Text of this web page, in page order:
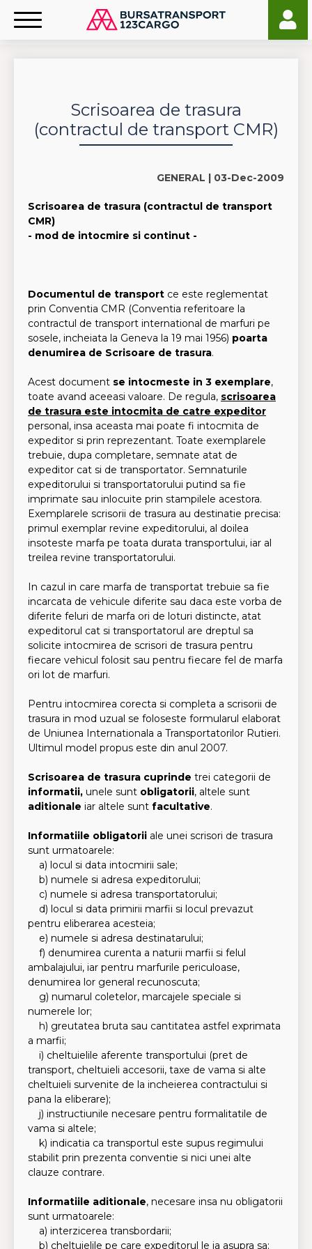
Scrisoarea de trasura
(contractul de transport CMR)
GENERAL | 03-Dec-2009
Scrisoarea de trasura (contractul de transport
CMR)
- mod de intocmire si continut -
Documentul de transport ce este reglementat
prin Conventia CMR (Conventia referitoare la
contractul de transport international de marfuri pe
sosele, incheiata la Geneva la 19 mai 1956) poarta
denumirea de Scrisoare de trasura.
Acest document se intocmeste in 3 exemplare,
toate avand aceeasi valoare. De regula, scrisoarea
de trasura este intocmita de catre expeditor
personal, insa aceasta mai poate fi intocmita de
expeditor si prin reprezentant. Toate exemplarele
trebuie, dupa completare, semnate atat de
expeditor cat si de transportator. Semnaturile
expeditorului si transportatorului putind sa fie
imprimate sau inlocuite prin stampilele acestora.
Exemplarele scrisorii de trasura au destinatie precisa:
primul exemplar revine expeditorului, al doilea
insoteste marfa pe toata durata transportului, iar al
treilea revine transportatorului.
In cazul in care marfa de transportat trebuie sa fie
incarcata de vehicule diferite sau daca este vorba de
diferite feluri de marfa ori de loturi distincte, atat
expeditorul cat si transportatorul are dreptul sa
solicite intocmirea de scrisori de trasura pentru
fiecare vehicul folosit sau pentru fiecare fel de marfa
ori lot de marfuri.
Pentru intocmirea corecta si completa a scrisorii de
trasura in mod uzual se foloseste formularul elaborat
de Uniunea Internationala a Transportatorilor Rutieri.
Ultimul model propus este din anul 2007.
Scrisoarea de trasura cuprinde trei categorii de
informatii, unele sunt obligatorii, altele sunt
aditionale iar altele sunt facultative.
Informatiile obligatorii ale unei scrisori de trasura
sunt urmatoarele:
a) locul si data intocmirii sale;
b) numele si adresa expeditorului;
c) numele si adresa transportatorului;
d) locul si data primirii marfii si locul prevazut
pentru eliberarea acesteia;
e) numele si adresa destinatarului;
f) denumirea curenta a naturii marfii si felul
ambalajului, iar pentru marfurile periculoase,
denumirea lor general recunoscuta;
g) numarul coletelor, marcajele speciale si
numerele lor;
h) greutatea bruta sau cantitatea astfel exprimata
a marfii;
i) cheltuielile aferente transportului (pret de
transport, cheltuieli accesorii, taxe de vama si alte
cheltuieli survenite de la incheierea contractului si
pana la eliberare);
j) instructiunile necesare pentru formalitatile de
vama si altele;
k) indicatia ca transportul este supus regimului
stabilit prin prezenta conventie si nici unei alte
clauze contrare.
Informatiile aditionale, necesare insa nu obligatorii
sunt urmatoarele:
a) interzicerea transbordarii;
b) cheltuielile pe care expeditorul le ia asupra sa;